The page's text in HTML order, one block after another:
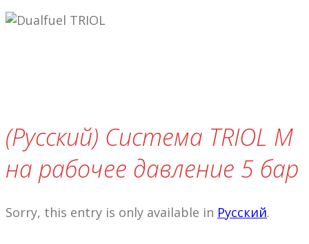
(Русский) Система TRIOL M
на рабочее давление 5 бар
Sorry, this entry is only available in Русский.